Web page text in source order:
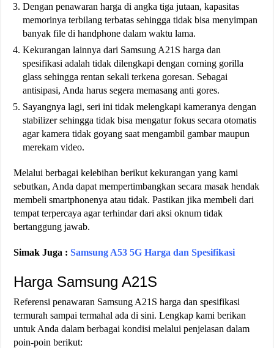
Dengan penawaran harga di angka tiga jutaan, kapasitas
memorinya terbilang terbatas sehingga tidak bisa menyimpan
banyak file di handphone dalam waktu lama.
Kekurangan lainnya dari Samsung A21S harga dan
spesifikasi adalah tidak dilengkapi dengan corning gorilla
glass sehingga rentan sekali terkena goresan. Sebagai
antisipasi, Anda harus segera memasang anti gores.
Sayangnya lagi, seri ini tidak melengkapi kameranya dengan
stabilizer sehingga tidak bisa mengatur fokus secara otomatis
agar kamera tidak goyang saat mengambil gambar maupun
merekam video.
Melalui berbagai kelebihan berikut kekurangan yang kami
sebutkan, Anda dapat mempertimbangkan secara masak hendak
membeli smartphonenya atau tidak. Pastikan jika membeli dari
tempat terpercaya agar terhindar dari aksi oknum tidak
bertanggung jawab.
Simak Juga :Samsung A53 5G Harga dan Spesifikasi
Harga Samsung A21S
Referensi penawaran Samsung A21S harga dan spesifikasi
termurah sampai termahal ada di sini. Lengkap kami berikan
untuk Anda dalam berbagai kondisi melalui penjelasan dalam
poin-poin berikut: